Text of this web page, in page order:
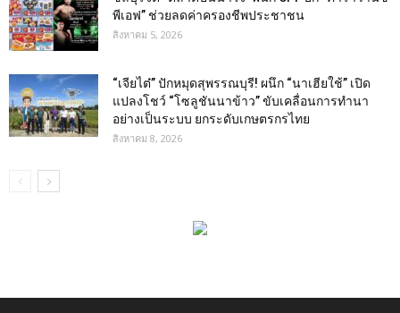
พีเอฟ” ช่วยลดค่าครองชีพประชาชน
สิงหาคม 5, 2026
“เจียไต๋” ปักหมุดสุพรรณบุรี! ผนึก “นาเฮียใช้” เปิด
แปลงโชว์ “โซลูชันนาข้าว” ขับเคลื่อนการทำนา
อย่างเป็นระบบ ยกระดับเกษตรกรไทย
สิงหาคม 8, 2026